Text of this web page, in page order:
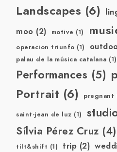
Landscapes (6)
moo (2) motive (1)
operacion triunfo (1)
palau de la música catalana (1)
Performances (5)
Portrait (6) pregnant
saint-jean de luz (1)
Sílvia Pérez Cruz (4)
tilt&shift (1) trip (2)